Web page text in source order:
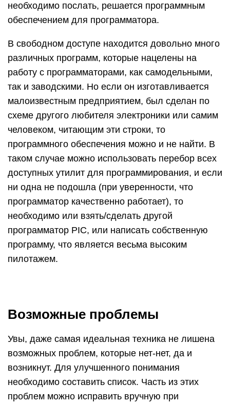
необходимо послать, решается программным
обеспечением для программатора.
В свободном доступе находится довольно много
различных программ, которые нацелены на
работу с программаторами, как самодельными,
так и заводскими. Но если он изготавливается
малоизвестным предприятием, был сделан по
схеме другого любителя электроники или самим
человеком, читающим эти строки, то
программного обеспечения можно и не найти. В
таком случае можно использовать перебор всех
доступных утилит для программирования, и если
ни одна не подошла (при уверенности, что
программатор качественно работает), то
необходимо или взять/сделать другой
программатор PIC, или написать собственную
программу, что является весьма высоким
пилотажем.
Возможные проблемы
Увы, даже самая идеальная техника не лишена
возможных проблем, которые нет-нет, да и
возникнут. Для улучшенного понимания
необходимо составить список. Часть из этих
проблем можно исправить вручную при